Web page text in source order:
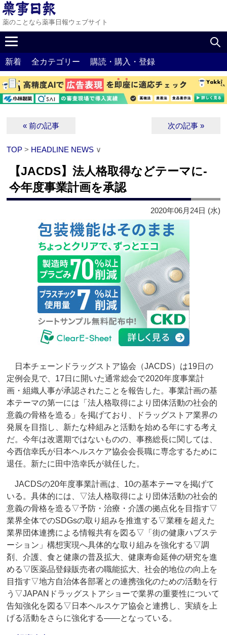
薬のことなら薬事日報ウェブサイト
新着 全カテゴリー 購読・購入・登録
« 前の記事 次の記事 »
TOP > HEADLINE NEWS ∨
【JACDS】法人格取得などテーマに‐
今年度事業計画を承認
2020年06月24日 (水)
日本チェーンドラッグストア協会（JACDS）は19日の
定例会見で、17日に開いた通常総会で2020年度事業計
画・組織人事が承認されたことを報告した。事業計画の基
本テーマの第一には「法人格取得により団体活動の社会的
意義の骨格を造る」を掲げており、ドラッグストア業界の
発展を目指し、新たな枠組みと活動を始める年にする考え
だ。今年は改選期ではないものの、事務総長に関しては、
今西信幸氏が日本ヘルスケア協会会長職に専念するために
退任。新たに田中浩幸氏が就任した。
JACDSの20年度事業計画は、10の基本テーマを掲げて
いる。具体的には、▽法人格取得により団体活動の社会的
意義の骨格を造る▽予防・治療・介護の拠点化を目指す▽
業界全体でのSDGsの取り組みを推進する▽業種を超えた
業界団体連携による情報共有を図る▽「街の健康ハブステ
ーション」構想実現へ具体的な取り組みを強化する▽調
剤、介護、食と健康の普及拡大、健康寿命延伸の研究を進
める▽医薬品登録販売者の職能拡大、社会的地位の向上を
目指す▽地方自治体各部署との連携強化のための活動を行
う▽JAPANドラッグストアショーで業界の重要性について
告知強化を図る▽日本ヘルスケア協会と連携し、実績を上
げる活動をさらに強化する――となっている。